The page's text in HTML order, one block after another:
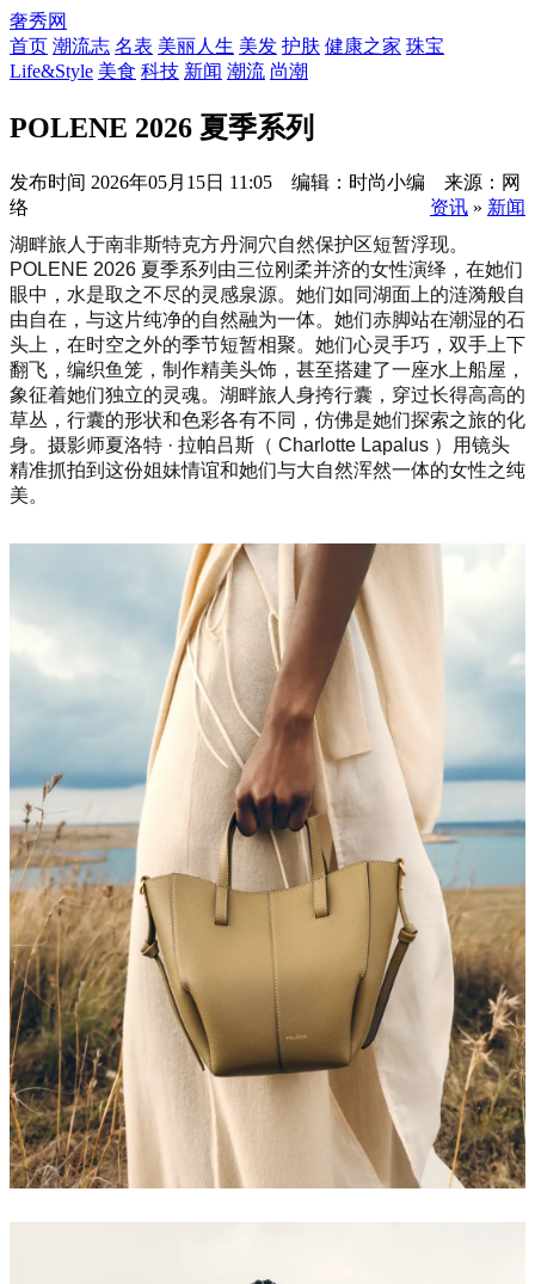
奢秀网
首页 潮流志 名表 美丽人生 美发 护肤 健康之家 珠宝
Life&Style 美食 科技 新闻 潮流 尚潮
POLENE 2026 夏季系列
发布时间 2026年05月15日 11:05 编辑：时尚小编 来源：网
络
资讯 » 新闻
湖畔旅人于南非斯特克方丹洞穴自然保护区短暂浮现。
POLENE 2026 夏季系列由三位刚柔并济的女性演绎，在她们
眼中，水是取之不尽的灵感泉源。她们如同湖面上的涟漪般自
由自在，与这片纯净的自然融为一体。她们赤脚站在潮湿的石
头上，在时空之外的季节短暂相聚。她们心灵手巧，双手上下
翻飞，编织鱼笼，制作精美头饰，甚至搭建了一座水上船屋，
象征着她们独立的灵魂。湖畔旅人身挎行囊，穿过长得高高的
草丛，行囊的形状和色彩各有不同，仿佛是她们探索之旅的化
身。摄影师夏洛特 · 拉帕吕斯（ Charlotte Lapalus ）用镜头
精准抓拍到这份姐妹情谊和她们与大自然浑然一体的女性之纯
美。